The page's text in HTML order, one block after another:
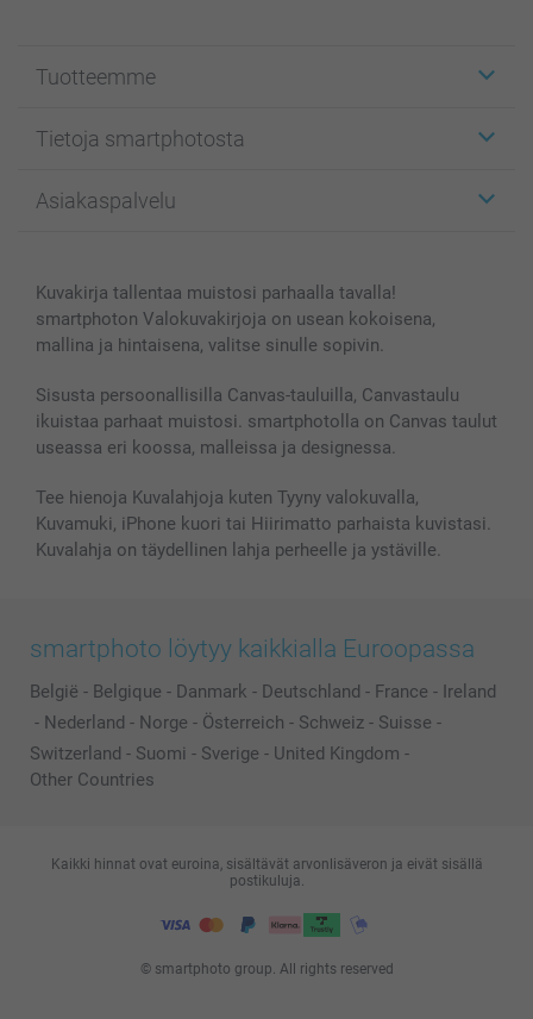
Tuotteemme
Kuvakortit
Kuvakirjat
Kännykkä & Tabletti
MyNameBook
Valokuvakehykset & Lisätarvikkeet
Lahjakortti
Kaikki kuvatuotteet
Tietoja smartphotosta
Affiliate ohjelma
Sivukartta
Ehdot/takuut
Asiakaspalvelu
smartbonus
Hinnat & maksutavat
Kuvakirja tallentaa muistosi parhaalla tavalla!
smartphoton Valokuvakirjoja on usean kokoisena,
mallina ja hintaisena, valitse sinulle sopivin.
Sisusta persoonallisilla Canvas-tauluilla, Canvastaulu
ikuistaa parhaat muistosi. smartphotolla on Canvas taulut
useassa eri koossa, malleissa ja designessa.
Tee hienoja Kuvalahjoja kuten Tyyny valokuvalla,
Kuvamuki, iPhone kuori tai Hiirimatto parhaista kuvistasi.
Kuvalahja on täydellinen lahja perheelle ja ystäville.
smartphoto löytyy kaikkialla Euroopassa
België - Belgique - Danmark - Deutschland - France - Ireland
- Nederland - Norge - Österreich - Schweiz - Suisse -
Switzerland - Suomi - Sverige - United Kingdom -
Other Countries
© smartphoto group. All rights reserved
Kaikki hinnat ovat euroina, sisältävät arvonlisäveron ja eivät sisällä
postikuluja.